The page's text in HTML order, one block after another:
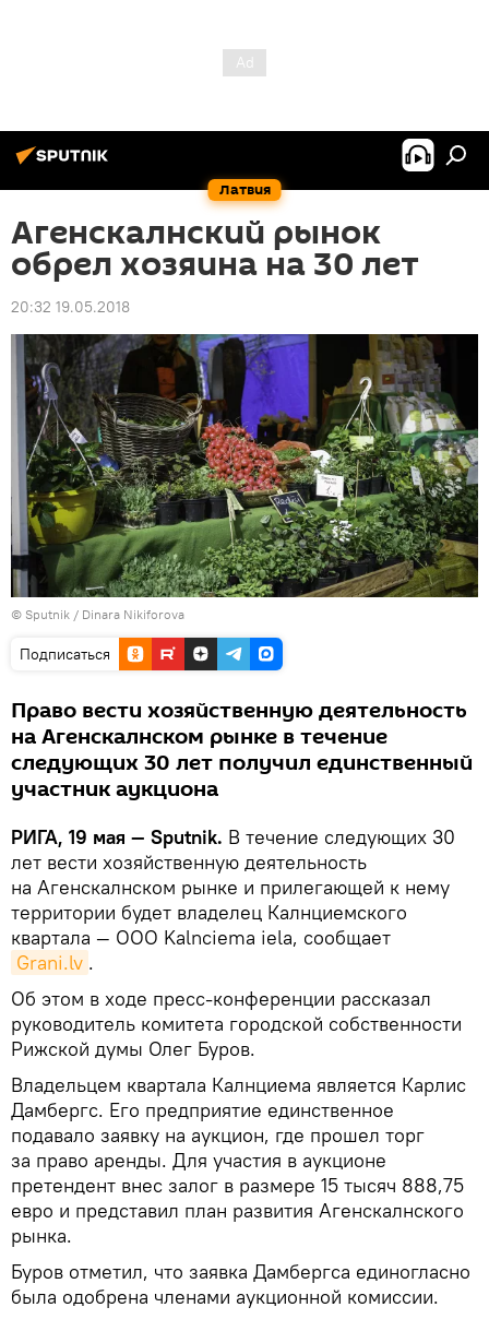
Латвия
Агенскалнский рынок
обрел хозяина на 30 лет
20:32 19.05.2018
© Sputnik / Dinara Nikiforova
Подписаться
Право вести хозяйственную деятельность
на Агенскалнском рынке в течение
следующих 30 лет получил единственный
участник аукциона
РИГА, 19 мая — Sputnik. В течение следующих 30
лет вести хозяйственную деятельность
на Агенскалнском рынке и прилегающей к нему
территории будет владелец Калнциемского
квартала — ООО Kalnciema iela, сообщает
Grani.lv .
Об этом в ходе пресс-конференции рассказал
руководитель комитета городской собственности
Рижской думы Олег Буров.
Владельцем квартала Калнциема является Карлис
Дамбергс. Его предприятие единственное
подавало заявку на аукцион, где прошел торг
за право аренды. Для участия в аукционе
претендент внес залог в размере 15 тысяч 888,75
евро и представил план развития Агенскалнского
рынка.
Буров отметил, что заявка Дамбергса единогласно
была одобрена членами аукционной комиссии.